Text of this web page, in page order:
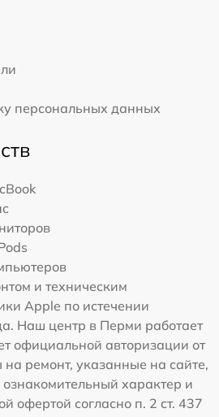
персональных данных
и техническим
Apple по истечении
Наш центр в Перми работает
официальной авторизации от
ремонт, указанные на сайте,
ознакомительный характер и
офертой согласно п. 2 ст. 437